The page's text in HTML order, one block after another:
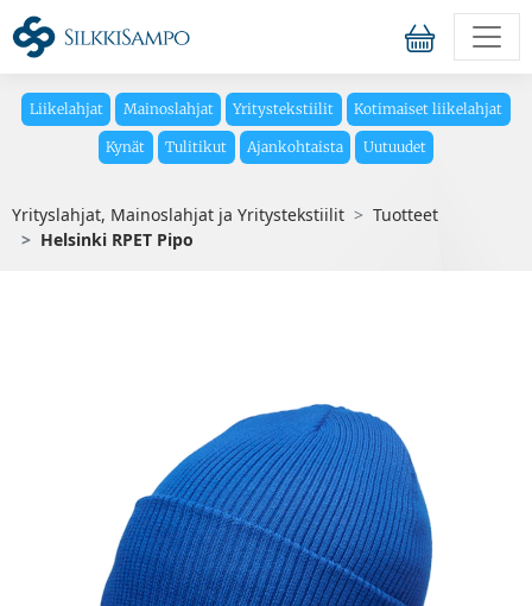
Liikelahjat Mainoslahjat Yritystekstiilit Kotimaiset liikelahjat
Kynät Tulitikut Ajankohtaista Uutuudet
Yrityslahjat, Mainoslahjat ja Yritystekstiilit
Tuotteet
Helsinki RPET Pipo